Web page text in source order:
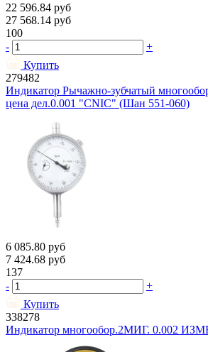
22 596.84 руб
27 568.14 руб
100
-
+
Купить
279482
Индикатор Рычажно-зубчатый
цена дел.0.001 "CNIC" (Шан 551-060)
6 085.80 руб
7 424.68 руб
137
-
+
Купить
338278
Индикатор многообор.2МИГ. 0.002